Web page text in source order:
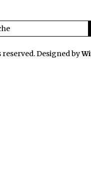
reserved. Designed by